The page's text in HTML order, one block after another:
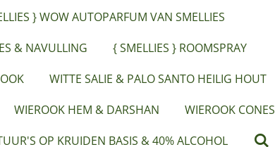
} WOW AUTOPARFUM VAN SMELLIES
& NAVULLING
{ SMELLIES } ROOMSPRAY
WITTE SALIE & PALO SANTO HEILIG HOUT
WIEROOK HEM & DARSHAN
WIEROOK CONES
OP KRUIDEN BASIS & 40% ALCOHOL